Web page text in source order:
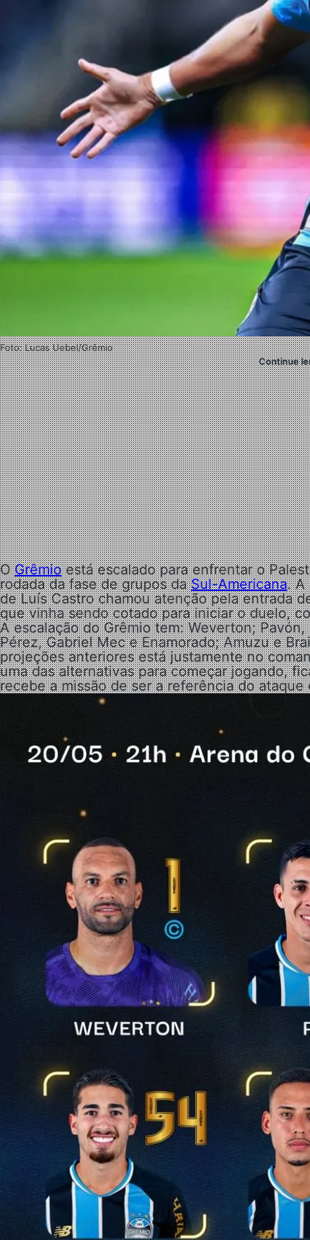
Foto: Lucas Uebel/Grêmio
Continue
OGrêmioestá escalado para enfrentar o
rodada da fase de grupos daSul-Americana. A
de Luís Castro chamou atenção pela entrada
que vinha sendo cotado para iniciar o duelo,
A escalação do Grêmio tem: Weverton;
Pérez, Gabriel Mec e Enamorado; Amuzu e
projeções anteriores está justamente no
uma das alternativas para começar jogando,
recebe a missão de ser a referência do